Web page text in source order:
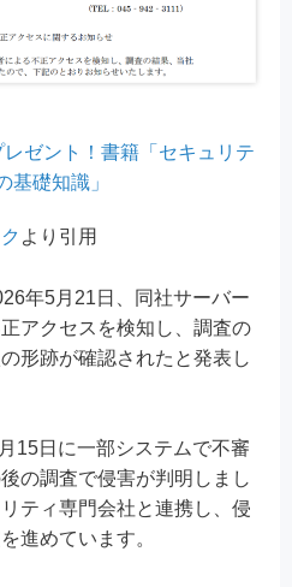
レゼント！書籍「セキュリテ
基礎知識」
より引用
年5月21日、同社サーバー
アクセスを検知し、調査の
形跡が確認されたと発表し
15日に一部システムで不審
の調査で侵害が判明しまし
ティ専門会社と連携し、侵
進めています。